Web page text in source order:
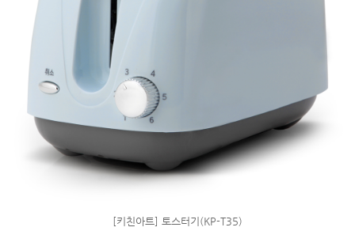
[키친아트] 토스터기(KP-T35)